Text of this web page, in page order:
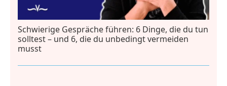
Schwierige Gespräche führen: 6 Dinge, die du tun
solltest – und 6, die du unbedingt vermeiden
musst